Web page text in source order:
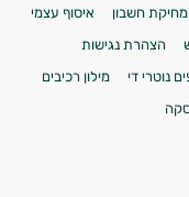
מחיקת חשבון
איסוף עצמי
הצהרת נגישות
נוטרי די
מילון רכיבים